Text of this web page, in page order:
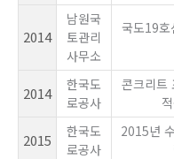
2014
남원국
토관리
사무소
국도19호
2014
한국도
로공사
콘크리트
2015
한국도
로공사
2015년